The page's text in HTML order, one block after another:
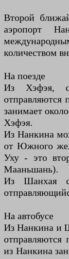
Второй
аэропорт
количеством
На поезде
Из Хэфэя,
отправляются
занимает
Хэфэя.
Из Нанкина
от Южного
Уху - это
Мааньшань).
Из Шанхая
На автобусе
Из Нанкина и
отправляются
из Нанкина